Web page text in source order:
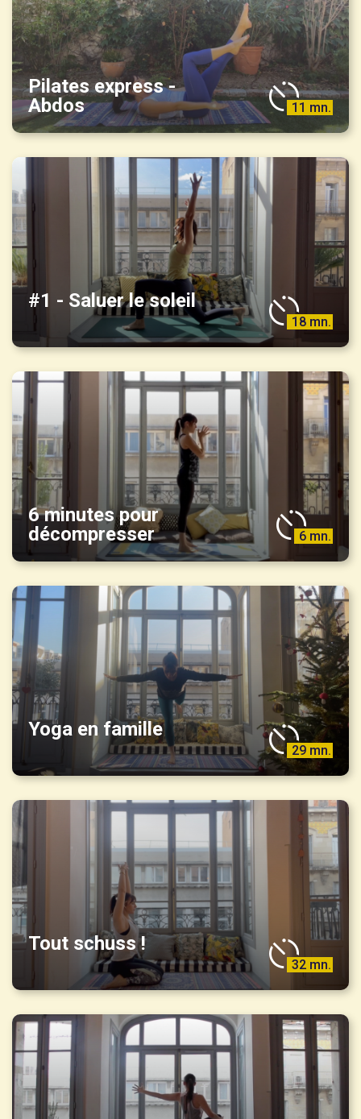
Pilates express -
Abdos
11 mn.
#1 - Saluer le soleil
18 mn.
6 minutes pour
décompresser
6 mn.
Yoga en famille
29 mn.
Tout schuss !
32 mn.